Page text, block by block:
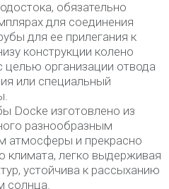
обязательно
для соединения
для ее прилегания к
конструкции колено
организации отвода
или специальный
Docke изготовлено из
разнообразным
атмосферы и прекрасно
климата, легко выдерживая
устойчива к рассыханию
солнца.